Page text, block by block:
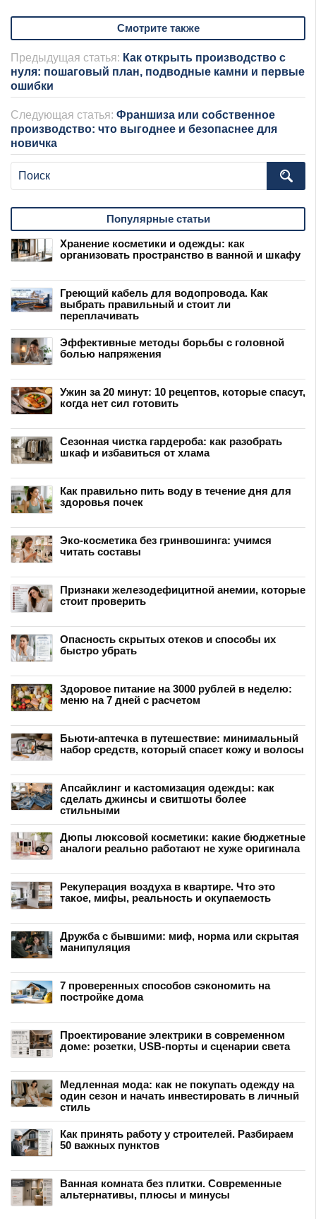
Смотрите также
Предыдущая статья: Как открыть производство с
нуля: пошаговый план, подводные камни и первые
ошибки
Следующая статья: Франшиза или собственное
производство: что выгоднее и безопаснее для
новичка
Популярные статьи
Хранение косметики и одежды: как
организовать пространство в ванной и шкафу
Греющий кабель для водопровода. Как
выбрать правильный и стоит ли
переплачивать
Эффективные методы борьбы с головной
болью напряжения
Ужин за 20 минут: 10 рецептов, которые спасут,
когда нет сил готовить
Сезонная чистка гардероба: как разобрать
шкаф и избавиться от хлама
Как правильно пить воду в течение дня для
здоровья почек
Эко-косметика без гринвошинга: учимся
читать составы
Признаки железодефицитной анемии, которые
стоит проверить
Опасность скрытых отеков и способы их
быстро убрать
Здоровое питание на 3000 рублей в неделю:
меню на 7 дней с расчетом
Бьюти-аптечка в путешествие: минимальный
набор средств, который спасет кожу и волосы
Апсайклинг и кастомизация одежды: как
сделать джинсы и свитшоты более
стильными
Дюпы люксовой косметики: какие бюджетные
аналоги реально работают не хуже оригинала
Рекуперация воздуха в квартире. Что это
такое, мифы, реальность и окупаемость
Дружба с бывшими: миф, норма или скрытая
манипуляция
7 проверенных способов сэкономить на
постройке дома
Проектирование электрики в современном
доме: розетки, USB-порты и сценарии света
Медленная мода: как не покупать одежду на
один сезон и начать инвестировать в личный
стиль
Как принять работу у строителей. Разбираем
50 важных пунктов
Ванная комната без плитки. Современные
альтернативы, плюсы и минусы